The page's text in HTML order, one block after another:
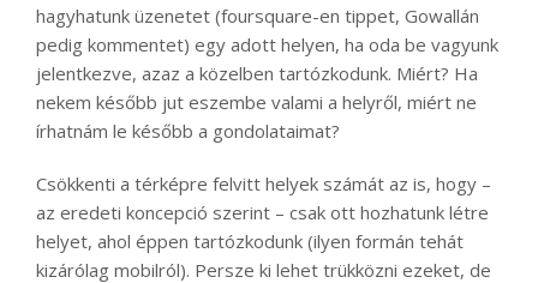
hagyhatunk üzenetet (foursquare-en tippet, Gowallán
pedig kommentet) egy adott helyen, ha oda be vagyunk
jelentkezve, azaz a közelben tartózkodunk. Miért? Ha
nekem később jut eszembe valami a helyről, miért ne
írhatnám le később a gondolataimat?
Csökkenti a térképre felvitt helyek számát az is, hogy –
az eredeti koncepció szerint – csak ott hozhatunk létre
helyet, ahol éppen tartózkodunk (ilyen formán tehát
kizárólag mobilról). Persze ki lehet trükközni ezeket, de